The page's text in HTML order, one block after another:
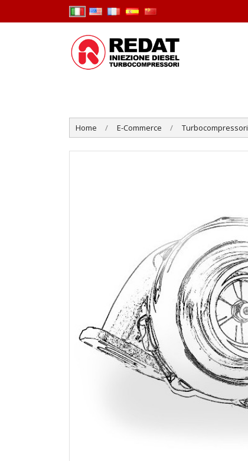
Home E-Commerce Turbocompressori